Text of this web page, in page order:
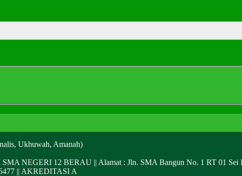
Ukhuwah, Amanah)
NEGERI 12 BERAU || Alamat : Jln. SMA Bangun No. 1 RT 01 Sei
|| AKREDITASI A